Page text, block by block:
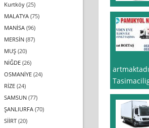
Kurtköy (25)
MALATYA (75)
MANİSA (96)
MERSİN (87)
MUŞ (20)
NİĞDE (26)
OSMANİYE (24)
RİZE (24)
SAMSUN (77)
ŞANLIURFA (70)
SİİRT (20)